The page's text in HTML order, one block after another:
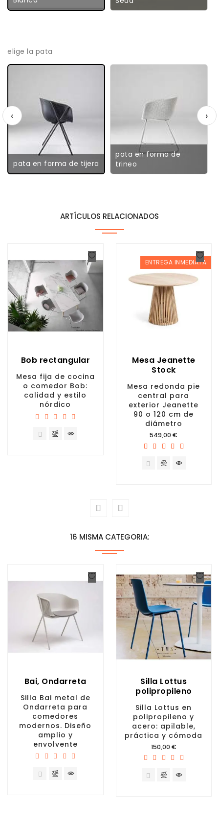
elige la pata
pata en forma de tijera
pata en forma de
trineo
‹ ›
ARTÍCULOS RELACIONADOS
Bob rectangular
Mesa fija de cocina
o comedor Bob:
calidad y estilo
nórdico
ENTREGA INMEDIATA
Mesa Jeanette
Stock
Mesa redonda pie
central para
exterior Jeanette
90 o 120 cm de
diámetro
Precio
549,00 €
16 MISMA CATEGORIA:
Bai, Ondarreta
Silla Bai metal de
Ondarreta para
comedores
modernos. Diseño
amplio y
envolvente
Silla Lottus
polipropileno
Silla Lottus en
polipropileno y
acero: apilable,
práctica y cómoda
Precio
150,00 €